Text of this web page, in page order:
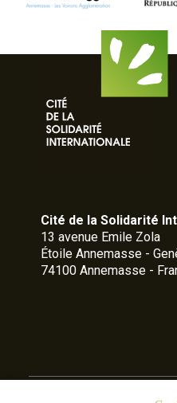
Cité de la Solidarité
13 avenue Emile Zola
Étoile Annemasse -
74100 Annemasse -